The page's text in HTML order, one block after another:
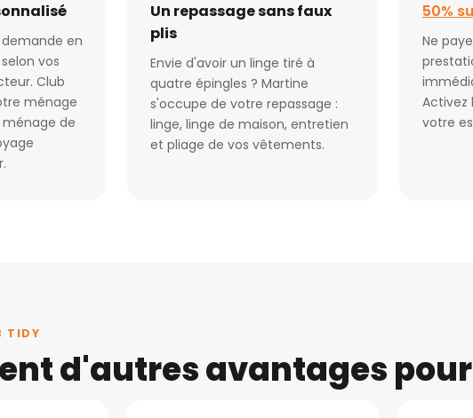
en
vos
Club
ménage
de
Un repassage sans faux
plis
Envie d'avoir un linge tiré à
quatre épingles ? Martine
s'occupe de votre repassage :
linge, linge de maison, entretien
et pliage de vos vêtements.
50%
Ne
Activez
votre
TIDY
d'autres avantages